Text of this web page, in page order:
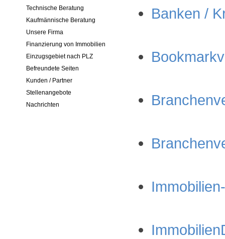
Technische Beratung
Kaufmännische Beratung
Unsere Firma
Finanzierung von Immobilien
Einzugsgebiet nach PLZ
Befreundete Seiten
Kunden / Partner
Stellenangebote
Nachrichten
Banken /